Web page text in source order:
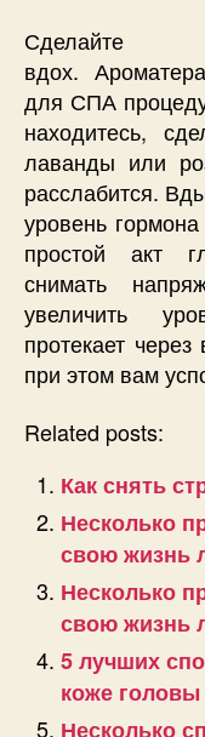
вдох.
для СПА
находитесь,
лаванды или
расслабится.
уровень
простой акт
снимать
увеличить
протекает
при этом вам
Related posts:
Как снять
Несколько
свою жизнь
Несколько
свою жизнь
5 лучших
коже головы
Несколько